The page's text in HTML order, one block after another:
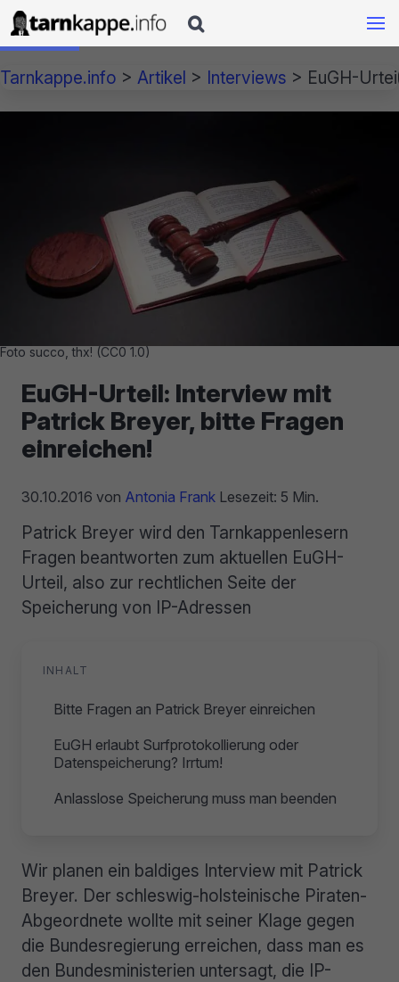

Tarnkappe.info > Artikel > Interviews > EuGH-
Foto succo, thx! (CC0 1.0)
EuGH-Urteil: Interview mit
Patrick Breyer, bitte Fragen
einreichen!
30.10.2016 von Antonia Frank Lesezeit: 5 Min.
Patrick Breyer wird den Tarnkappenlesern
Fragen beantworten zum aktuellen EuGH-
Urteil, also zur rechtlichen Seite der
Speicherung von IP-Adressen
INHALT
Bitte Fragen an Patrick Breyer einreichen
EuGH erlaubt Surfprotokollierung oder
Datenspeicherung? Irrtum!
Anlasslose Speicherung muss man beenden
Wir planen ein baldiges Interview mit Patrick
Breyer. Der schleswig-holsteinische Piraten-
Abgeordnete wollte mit seiner Klage gegen
die Bundesregierung erreichen, dass man es
den Bundesministerien untersagt, die IP-